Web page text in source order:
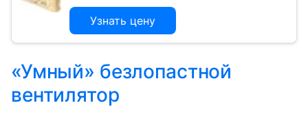
Узнать цену
«Умный» безлопастной
вентилятор